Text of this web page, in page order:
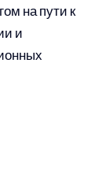
на пути к
и